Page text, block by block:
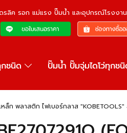
รลิค รอก แม่แรง ปั๊มน้ำ และอุปกรณ์โรงงา
ชนิด ปั๊มน้ำ ปั๊มจุ่มไดโว่ทุกช
ก พลาสติก ไฟเบอร์กลาส "KOBETOOLS"